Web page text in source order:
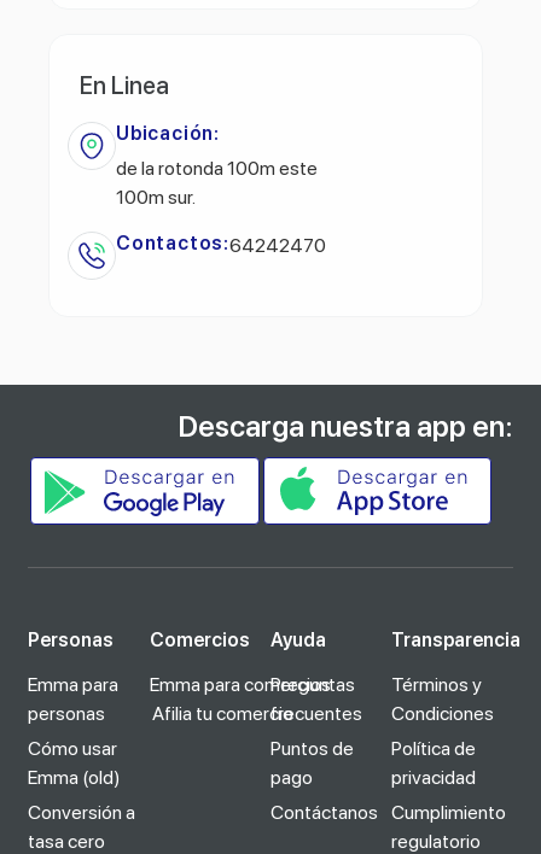
En Linea
Ubicación:
de la rotonda 100m este
100m sur.
Contactos:64242470
Descarga nuestra app en:
Personas
Emma para
personas
Cómo usar
Emma (old)
Conversión a
tasa cero
Comercios
Emma para comercios
Afilia tu comercio
Ayuda
Preguntas
frecuentes
Puntos de
pago
Contáctanos
Transparencia
Términos y
Condiciones
Política de
privacidad
Cumplimiento
regulatorio